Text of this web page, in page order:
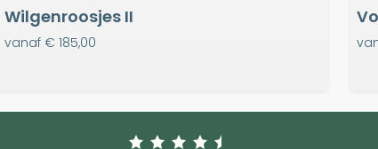
Wilgenroosjes II
vanaf € 185,00